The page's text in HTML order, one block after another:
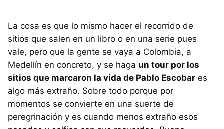
La cosa es que lo mismo hacer el recorrido de
sitios que salen en un libro o en una serie pues
vale, pero que la gente se vaya a Colombia, a
Medellín en concreto, y se haga un tour por los
sitios que marcaron la vida de Pablo Escobar es
algo más extraño. Sobre todo porque por
momentos se convierte en una suerte de
peregrinación y es cuando menos extraño esos